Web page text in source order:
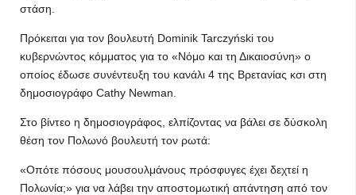
στάση.
Πρόκειται για τον βουλευτή Dominik Tarczyński του
κυβερνώντος κόμματος για το «Νόμο και τη Δικαιοσύνη» ο
οποίος έδωσε συνέντευξη του κανάλι 4 της Βρετανίας κσι στη
δημοσιογράφο Cathy Newman.
Στο βίντεο η δημοσιογράφος, ελπίζοντας να βάλει σε δύσκολη
θέση τον Πολωνό βουλευτή τον ρωτά:
«Οπότε πόσους μουσουλμάνους πρόσφυγες έχει δεχτεί η
Πολωνία;» για να λάβει την αποστομωτική απάντηση από τον